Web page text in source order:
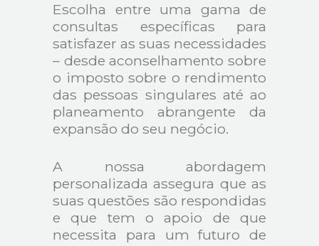
Escolha entre uma gama de
consultas específicas para
satisfazer as suas necessidades
– desde aconselhamento sobre
o imposto sobre o rendimento
das pessoas singulares até ao
planeamento abrangente da
expansão do seu negócio.
A nossa abordagem
personalizada assegura que as
suas questões são respondidas
e que tem o apoio de que
necessita para um futuro de